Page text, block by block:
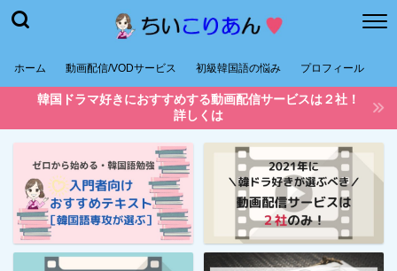
ホーム 動画配信/VODサービス 初級韓国語の悩み プロフィール
韓国ドラマ好きにおすすめする動画配信サービスは２社！
詳しくは